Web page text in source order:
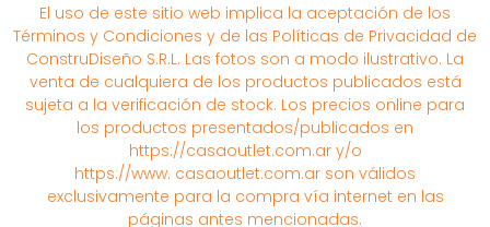
El uso de este sitio web implica la aceptación de los
Términos y Condiciones y de las Políticas de Privacidad de
ConstruDiseño S.R.L. Las fotos son a modo ilustrativo. La
venta de cualquiera de los productos publicados está
sujeta a la verificación de stock. Los precios online para
los productos presentados/publicados en
https://casaoutlet.com.ar y/o
https://www. casaoutlet.com.ar son válidos
exclusivamente para la compra vía internet en las
páginas antes mencionadas.